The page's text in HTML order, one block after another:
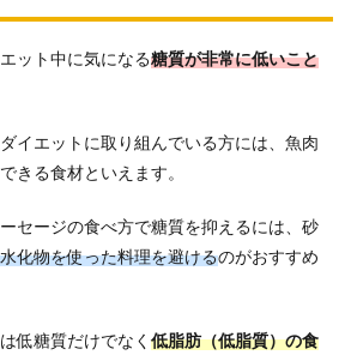
ット中に気になる糖質が非常に低いこと
イエットに取り組んでいる方には、魚肉
きる食材といえます。
セージの食べ方で糖質を抑えるには、砂
化物を使った料理を避けるのがおすすめ
低糖質だけでなく 低脂肪（低脂質）の食